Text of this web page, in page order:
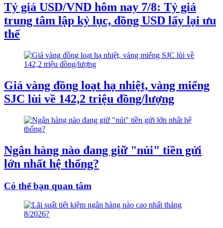
Tỷ giá USD/VND hôm nay 7/8: Tỷ giá
trung tâm lập kỷ lục, đồng USD lấy lại ưu
thế
Giá vàng đồng loạt hạ nhiệt, vàng miếng
SJC lùi về 142,2 triệu đồng/lượng
Ngân hàng nào đang giữ "núi" tiền gửi
lớn nhất hệ thống?
Có thể bạn quan tâm